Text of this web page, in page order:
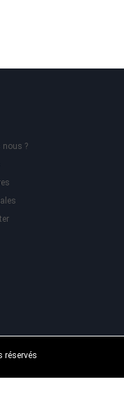
nous ?
réservés